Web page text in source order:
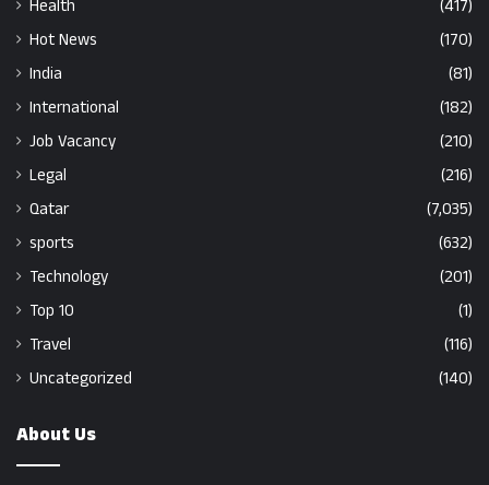
Health
(417)
Hot News
(170)
India
(81)
International
(182)
Job Vacancy
(210)
Legal
(216)
Qatar
(7,035)
sports
(632)
Technology
(201)
Top 10
(1)
Travel
(116)
Uncategorized
(140)
About Us